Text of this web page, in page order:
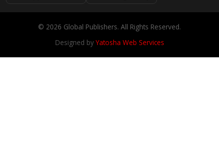
© 2026 Global Publishers. All Rights Reserved.
Designed byYatosha Web Services